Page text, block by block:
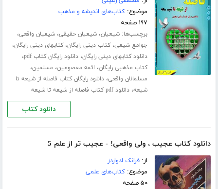
موضوع:کتاب‌های اندیشه و مذهب
۱۹۷ صفحه
برچسب‌ها:شیعیان،شیعیان حقیقی،شیعیان واقعی،
جوامع شیعی،کتاب دینی رایگان،کتابهای دینی رایگان،
دانلود کتابهای دینی رایگان،دانلود رایگان کتاب pdf ،
کتاب مذهبی رایگان، ائمه معصومین، مسلمین،
مسلمانان واقعی،دانلود رایگان کتاب فاصله از شیعه تا
شیعه،دانلود pdf کتاب فاصله از شیعه تا شیعه
دانلود کتاب
دانلود کتاب عجیب ، ولی واقعی! - عجیب تر از علم 5
از:فرانک ادواردز
موضوع:کتاب‌های علمی
۵۰ صفحه